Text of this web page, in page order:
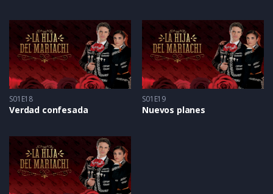
S01E18
Verdad confesada
S01E19
Nuevos planes